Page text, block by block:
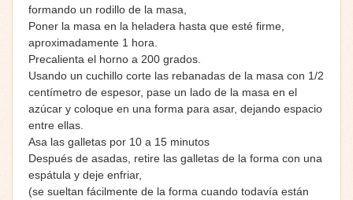
formando un rodillo de la masa,
Poner la masa en la heladera hasta que esté firme,
aproximadamente 1 hora.
Precalienta el horno a 200 grados.
Usando un cuchillo corte las rebanadas de la masa con 1/2
centímetro de espesor, pase un lado de la masa en el
azúcar y coloque en una forma para asar, dejando espacio
entre ellas.
Asa las galletas por 10 a 15 minutos
Después de asadas, retire las galletas de la forma con una
espátula y deje enfriar,
(se sueltan fácilmente de la forma cuando todavía están